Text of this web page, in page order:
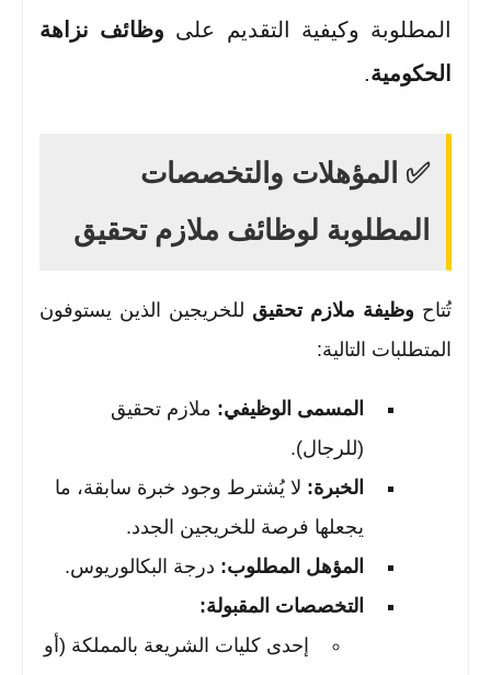
المطلوبة وكيفية التقديم على وظائف نزاهة
الحكومية.
✅ المؤهلات والتخصصات
المطلوبة لوظائف ملازم تحقيق
تُتاح وظيفة ملازم تحقيق للخريجين الذين يستوفون
المتطلبات التالية:
المسمى الوظيفي: ملازم تحقيق
(للرجال).
الخبرة: لا يُشترط وجود خبرة سابقة، ما
يجعلها فرصة للخريجين الجدد.
المؤهل المطلوب: درجة البكالوريوس.
التخصصات المقبولة:
إحدى كليات الشريعة بالمملكة (أو